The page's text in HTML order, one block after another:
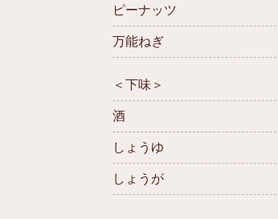
ピーナッツ
万能ねぎ
＜下味＞
酒
しょうゆ
しょうが